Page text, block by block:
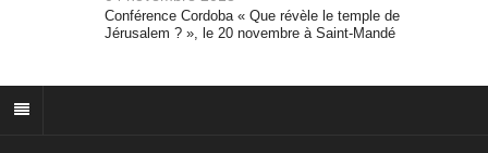
Conférence Cordoba « Que révèle le temple de
Jérusalem ? », le 20 novembre à Saint-Mandé